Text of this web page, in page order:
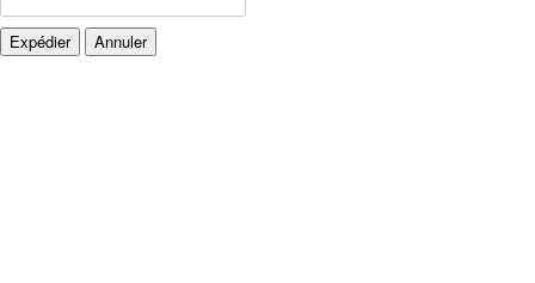
Expédier Annuler